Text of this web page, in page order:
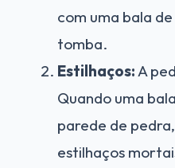
com uma bala
tomba.
Estilhaços:A
Quando uma
parede de
estilhaços